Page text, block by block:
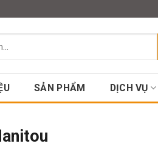
SẢN PHẨM DỊCH VỤ